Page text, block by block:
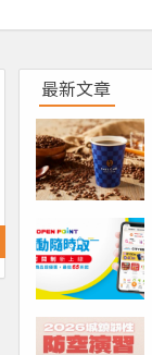
最新文章